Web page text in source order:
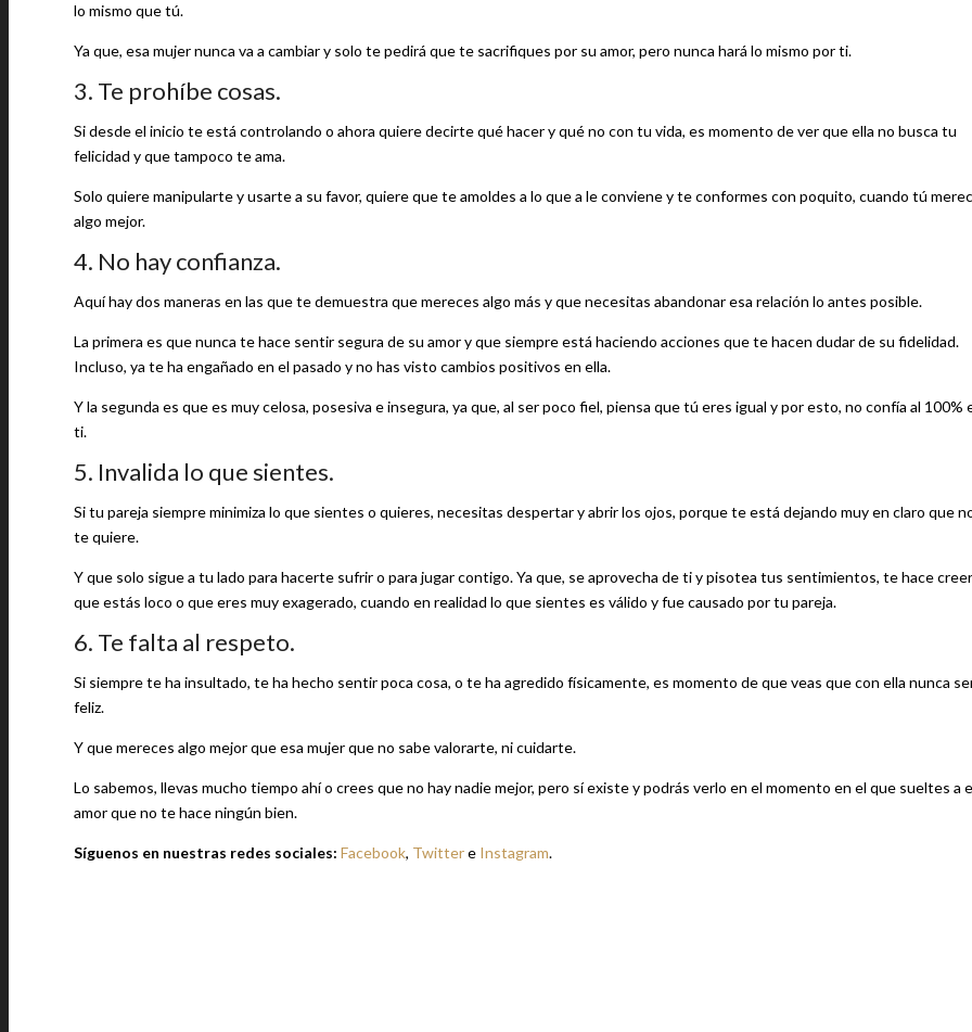
lo mismo que tú.
Ya que, esa mujer nunca va a cambiar y solo te pedirá que te sacrifiques por su amor, pero nunca hará lo mismo por ti.
3. Te prohíbe cosas.
Si desde el inicio te está controlando o ahora quiere decirte qué hacer y qué no con tu vida, es momento de ver que ella no busca tu
felicidad y que tampoco te ama.
Solo quiere manipularte y usarte a su favor, quiere que te amoldes a lo que a le conviene y te conformes con poquito, cuando tú
algo mejor.
4. No hay confianza.
Aquí hay dos maneras en las que te demuestra que mereces algo más y que necesitas abandonar esa relación lo antes posible.
La primera es que nunca te hace sentir segura de su amor y que siempre está haciendo acciones que te hacen dudar de su fidelidad.
Incluso, ya te ha engañado en el pasado y no has visto cambios positivos en ella.
Y la segunda es que es muy celosa, posesiva e insegura, ya que, al ser poco fiel, piensa que tú eres igual y por esto, no confía al 100%
ti.
5. Invalida lo que sientes.
Si tu pareja siempre minimiza lo que sientes o quieres, necesitas despertar y abrir los ojos, porque te está dejando muy en claro que
te quiere.
Y que solo sigue a tu lado para hacerte sufrir o para jugar contigo. Ya que, se aprovecha de ti y pisotea tus sentimientos, te hace creer
que estás loco o que eres muy exagerado, cuando en realidad lo que sientes es válido y fue causado por tu pareja.
6. Te falta al respeto.
Si siempre te ha insultado, te ha hecho sentir poca cosa, o te ha agredido físicamente, es momento de que veas que con ella nunca
feliz.
Y que mereces algo mejor que esa mujer que no sabe valorarte, ni cuidarte.
Lo sabemos, llevas mucho tiempo ahí o crees que no hay nadie mejor, pero sí existe y podrás verlo en el momento en el que sueltes a
amor que no te hace ningún bien.
Síguenos en nuestras redes sociales: Facebook, Twittere Instagram.